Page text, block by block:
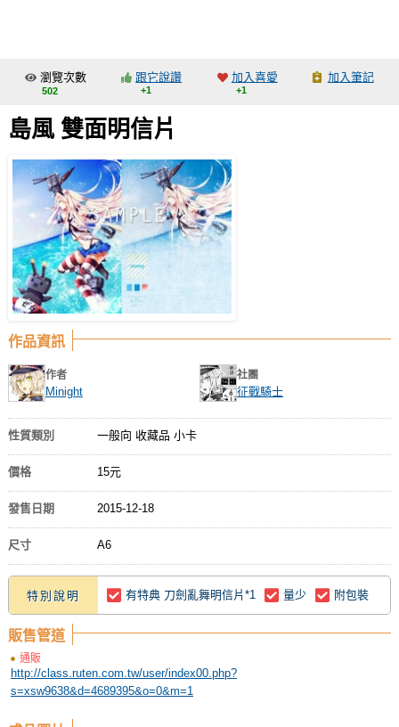
交流中心
攤位轉讓區
會員中心
註冊會員
登入
瀏覽次數
502
跟它說讚
+1
加入喜愛
+1
加入筆記
島風 雙面明信片
作品資訊
作者
Minight
社團
征戰騎士
性質類別 一般向 收藏品 小卡
價格 15元
發售日期 2015-12-18
尺寸 A6
特別說明 有特典 刀劍亂舞明信片*1 量少 附包裝
販售管道
通販
http://class.ruten.com.tw/user/index00.php?
s=xsw9638&d=4689395&o=0&m=1